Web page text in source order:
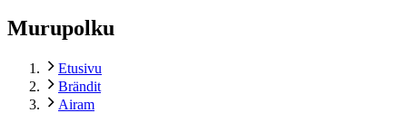
Murupolku
Etusivu
Brändit
Airam